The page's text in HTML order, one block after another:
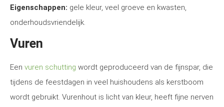
Eigenschappen: gele kleur, veel groeve en kwasten,
onderhoudsvriendelijk.
Vuren
Een vuren schutting wordt geproduceerd van de fijnspar, die
tijdens de feestdagen in veel huishoudens als kerstboom
wordt gebruikt. Vurenhout is licht van kleur, heeft fijne nerven